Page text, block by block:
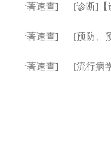
专著速查] [诊断]【
专著速查] [预防、
专著速查] [流行病